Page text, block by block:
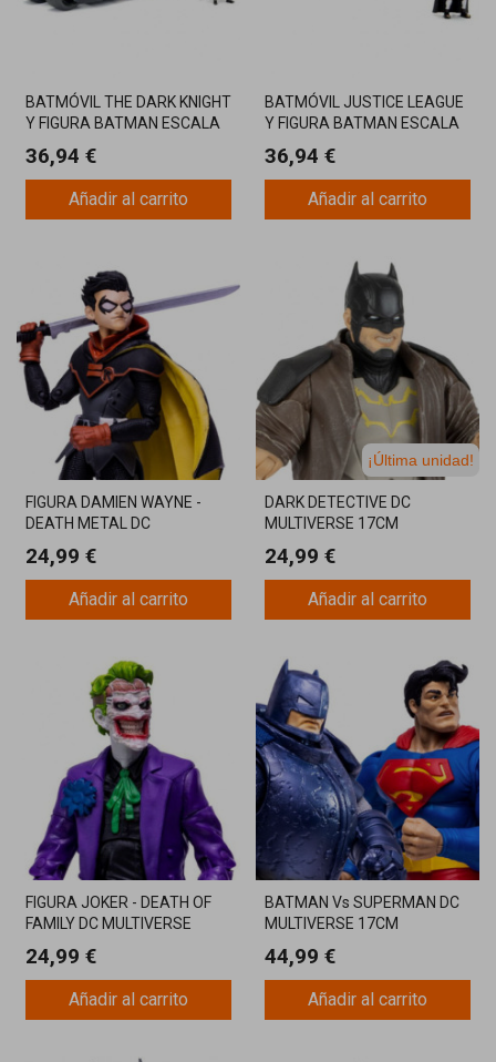
BATMÓVIL THE DARK KNIGHT
Y FIGURA BATMAN ESCALA
36,94 €
Añadir al carrito
BATMÓVIL JUSTICE LEAGUE
Y FIGURA BATMAN ESCALA
36,94 €
Añadir al carrito
FIGURA DAMIEN WAYNE -
DEATH METAL DC
MCFARLANE
24,99 €
Añadir al carrito
¡Última unidad!
DARK DETECTIVE DC
MULTIVERSE 17CM
24,99 €
Añadir al carrito
FIGURA JOKER - DEATH OF
FAMILY DC MULTIVERSE
24,99 €
Añadir al carrito
BATMAN Vs SUPERMAN DC
MULTIVERSE 17CM
44,99 €
Añadir al carrito